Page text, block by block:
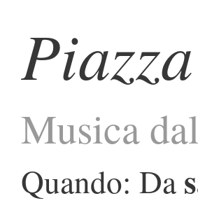
Musica
Quando: Da